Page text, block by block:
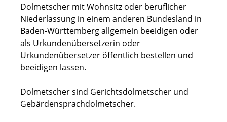
Dolmetscher mit Wohnsitz oder beruflicher
Niederlassung in einem anderen Bundesland in
Baden-Württemberg allgemein beeidigen oder
als Urkundenübersetzerin oder
Urkundenübersetzer öffentlich bestellen und
beeidigen lassen.
Dolmetscher sind Gerichtsdolmetscher und
Gebärdensprachdolmetscher.